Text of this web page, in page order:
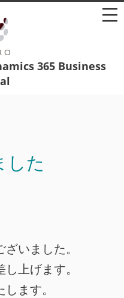
365 Business
した
いました。
上げます。
ます。